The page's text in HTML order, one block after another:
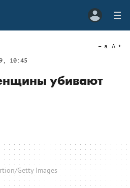
10:45
a A
убивают
Getty Images